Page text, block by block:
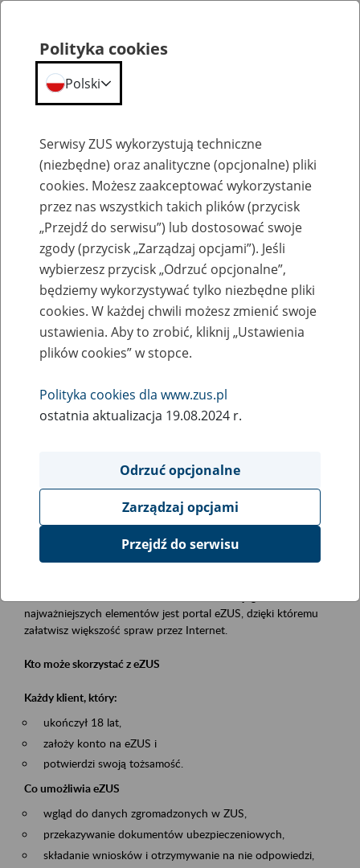
Szkolenia
Zaproś ZUS do siebie - zakładanie profili
eZUS w siedzibie Twojej firmy
Rodzaj wydarzenia
Szkolenia
Obszar merytoryczny
obsługa klientów
Opis wydarzenia
Platforma Usług Elektronicznych eZUS
najważniejszych elementów jest portal eZUS, dzięki któremu
załatwisz większość spraw przez Internet.
Kto może skorzystać z eZUS
Każdy klient, który:
ukończył 18 lat,
założy konto na eZUS i
potwierdzi swoją tożsamość.
Co umożliwia eZUS
wgląd do danych zgromadzonych w ZUS,
przekazywanie dokumentów ubezpieczeniowych,
składanie wniosków i otrzymywanie na nie odpowiedzi,
Polityka cookies
Polski
Serwisy ZUS wykorzystują techniczne
(niezbędne) oraz analityczne (opcjonalne) pliki
cookies. Możesz zaakceptować wykorzystanie
przez nas wszystkich takich plików (przycisk
„Przejdź do serwisu”) lub dostosować swoje
zgody (przycisk „Zarządzaj opcjami”). Jeśli
wybierzesz przycisk „Odrzuć opcjonalne”,
będziemy wykorzystywać tylko niezbędne pliki
cookies. W każdej chwili możesz zmienić swoje
ustawienia. Aby to zrobić, kliknij „Ustawienia
plików cookies” w stopce.
Polityka cookies dla www.zus.pl
ostatnia aktualizacja 19.08.2024 r.
Odrzuć opcjonalne
Zarządzaj opcjami
Przejdź do serwisu